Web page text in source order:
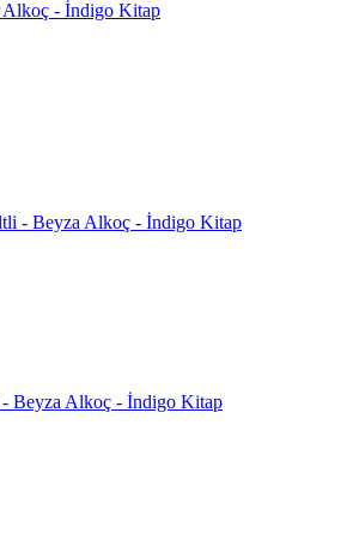
- İndigo Kitap
- Beyza Alkoç - İndigo Kitap